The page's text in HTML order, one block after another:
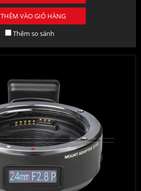
THÊM VÀO GIỎ HÀNG
Thêm so sánh